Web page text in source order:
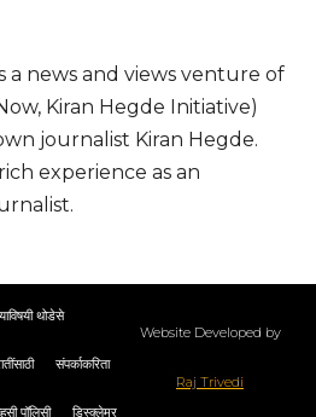
a news and views venture of
Kiran Hegde Initiative)
journalist Kiran Hegde.
experience as an
थोडेसे
संपर्काकरिता
पॉलिसी डिस्क्लेमर
Website Developed by
Raj Trivedi